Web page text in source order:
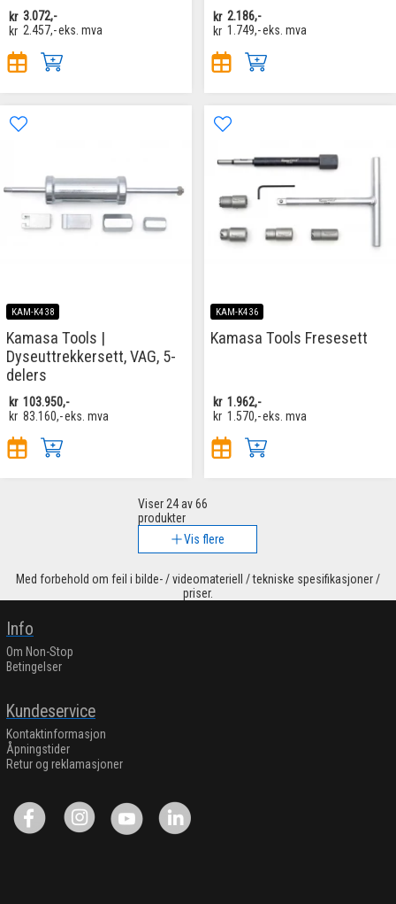
kr 3.072,-
kr 2.457,-eks. mva
kr 2.186,-
kr 1.749,-eks. mva
KAM-K438
Kamasa Tools |
Dyseuttrekkersett, VAG, 5-
delers
kr 103.950,-
kr 83.160,-eks. mva
KAM-K436
Kamasa Tools Fresesett
kr 1.962,-
kr 1.570,-eks. mva
Viser 24av 66
produkter
Vis flere
Med forbehold om feil i bilde- / videomateriell / tekniske spesifikasjoner /
priser.
Info
Om Non-Stop
Betingelser
Kundeservice
Kontaktinformasjon
Åpningstider
Retur og reklamasjoner